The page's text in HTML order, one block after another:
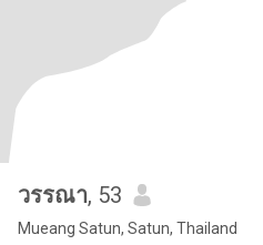
วรรณา, 53
Mueang Satun, Satun, Thailand